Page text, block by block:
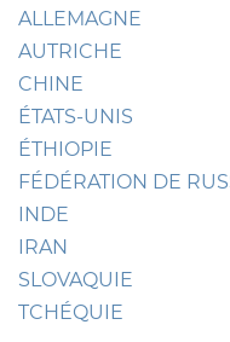
ALLEMAGNE
AUTRICHE
CHINE
ÉTATS-UNIS
ÉTHIOPIE
FÉDÉRATION DE
INDE
IRAN
SLOVAQUIE
TCHÉQUIE